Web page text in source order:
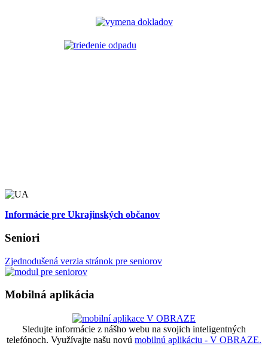
Informácie pre Ukrajinských občanov
Seniori
Zjednodušená verzia stránok pre seniorov
Mobilná aplikácia
Sledujte informácie z nášho webu na svojich inteligentných
telefónoch. Využívajte našu novú mobilnú aplikáciu - V OBRAZE.